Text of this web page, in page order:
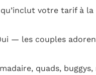
votre tarif à la
— les couples
quads,